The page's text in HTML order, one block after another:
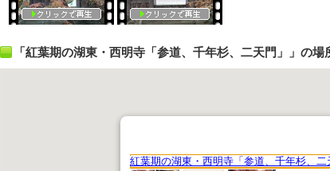
「紅葉期の湖東・西明寺「参道、千年杉、二天門」」の場